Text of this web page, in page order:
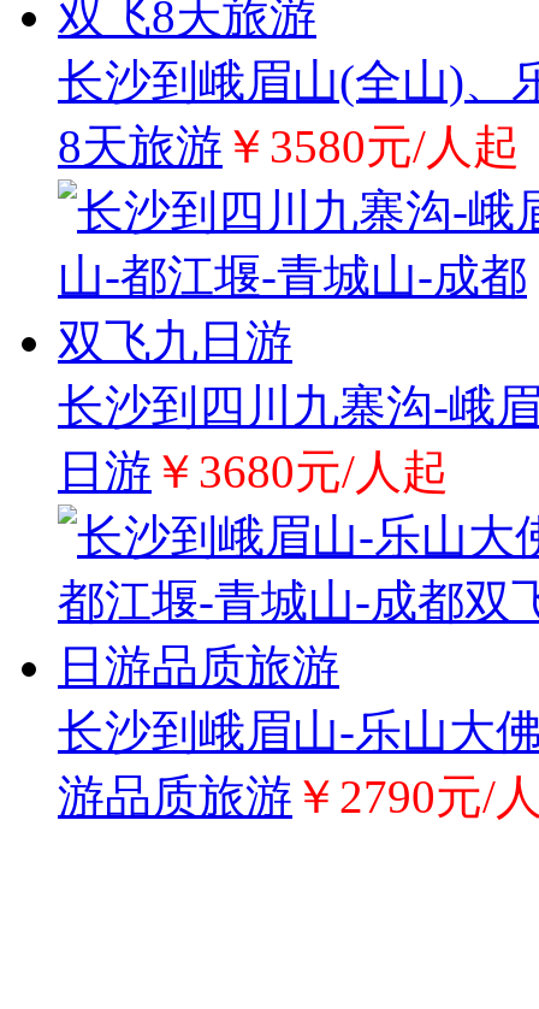
长沙到峨眉山(全山)、
8天旅游 ￥3580元/人起
长沙到四川九寨沟-峨
日游 ￥3680元/人起
长沙到峨眉山-乐山大
游品质旅游 ￥2790元/